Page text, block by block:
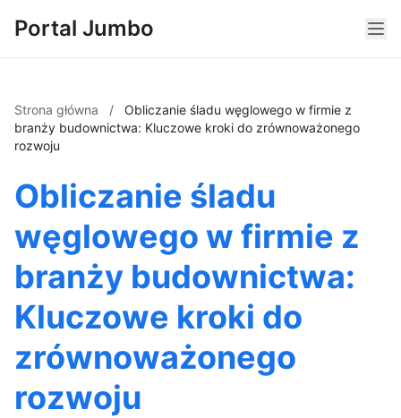
Portal Jumbo
Strona główna /
Obliczanie śladu węglowego w firmie z
branży budownictwa: Kluczowe kroki do zrównoważonego
rozwoju
Obliczanie śladu
węglowego w firmie z
branży budownictwa:
Kluczowe kroki do
zrównoważonego
rozwoju